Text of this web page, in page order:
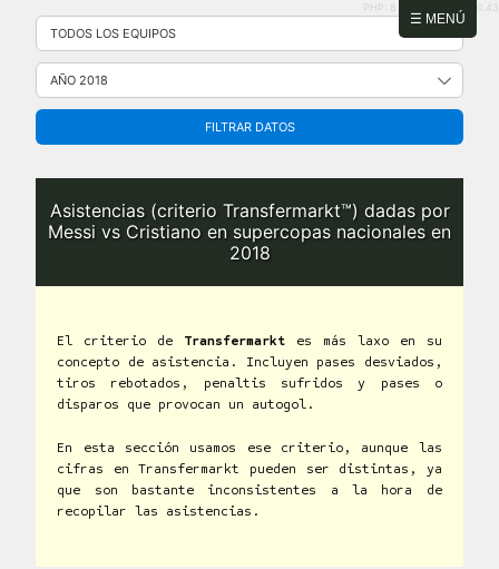
☰ MENÚ
Saltar
contenido
PHP: 8.2.31 | MySQL: 8.0.43
FILTRAR DATOS
Asistencias (criterio Transfermarkt™) dadas por
Messi vs Cristiano en supercopas nacionales en
2018
El criterio de Transfermarkt es más laxo en su
concepto de asistencia. Incluyen pases desviados,
tiros rebotados, penaltis sufridos y pases o
disparos que provocan un autogol.
En esta sección usamos ese criterio, aunque las
cifras en Transfermarkt pueden ser distintas, ya
que son bastante inconsistentes a la hora de
recopilar las asistencias.